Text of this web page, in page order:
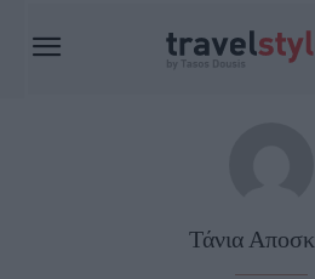
Τάνια